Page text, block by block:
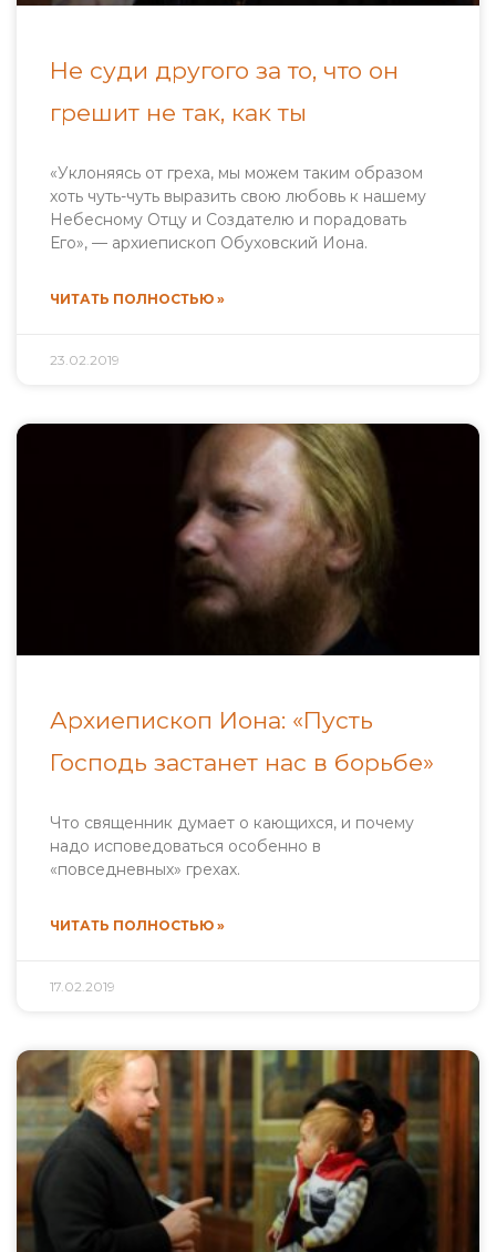
Не суди другого за то, что он
грешит не так, как ты
«Уклоняясь от греха, мы можем таким образом
хоть чуть-чуть выразить свою любовь к нашему
Небесному Отцу и Создателю и порадовать
Его», — архиепископ Обуховский Иона.
ЧИТАТЬ ПОЛНОСТЬЮ »
23.02.2019
Архиепископ Иона: «Пусть
Господь застанет нас в борьбе»
Что священник думает о кающихся, и почему
надо исповедоваться особенно в
«повседневных» грехах.
ЧИТАТЬ ПОЛНОСТЬЮ »
17.02.2019